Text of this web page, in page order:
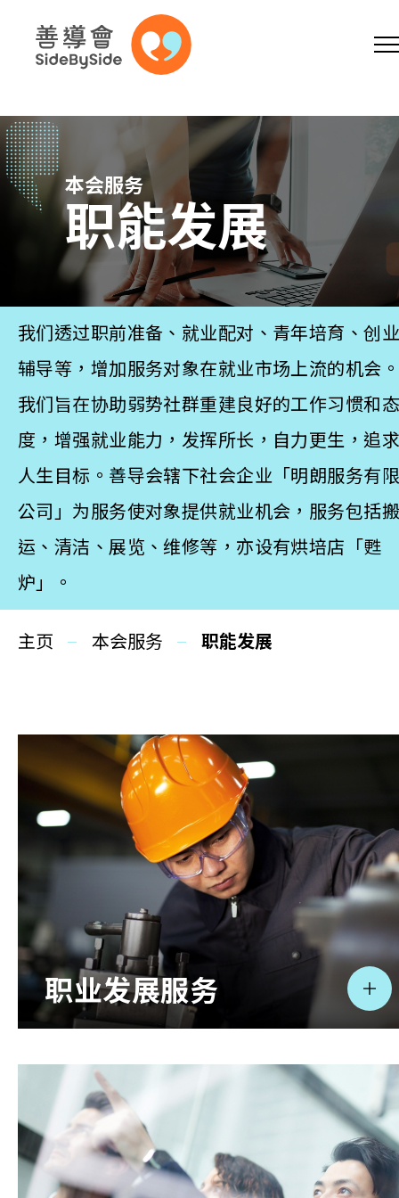
跳到内容（按回车键）
A EN 繁 简
更生同行
精神健康
社区教育
多元共融
慈善活动
其他活动及消息
相关报导
联络我们
本会服务
职能发展
我们透过职前准备、就业配对、青年培育、创
辅导等，增加服务对象在就业市场上流的机会
我们旨在协助弱势社群重建良好的工作习惯和
度，增强就业能力，发挥所长，自力更生，追
人生目标。善导会辖下社会企业「明朗服务有
公司」为服务使对象提供就业机会，服务包括
运、清洁、展览、维修等，亦设有烘培店「甦
炉」。
主页 本会服务 职能发展
职业发展服务